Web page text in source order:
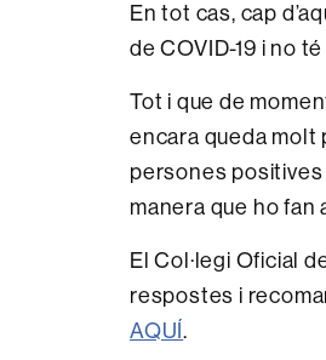
En tot cas, cap
de COVID-19 i no
Tot i que de
encara queda molt
persones positives
manera que ho fan
El Col·legi Oficial
respostes i
AQUÍ.